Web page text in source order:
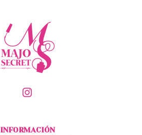
INFORMACIÓN